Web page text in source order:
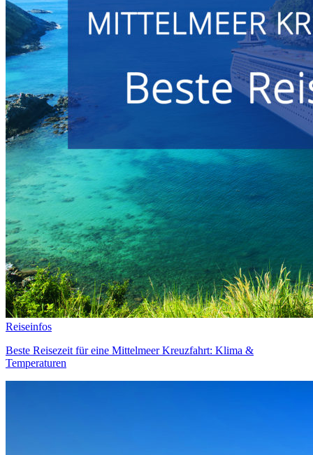
Reiseinfos
Beste Reisezeit für eine Mittelmeer Kreuzfahrt: Klima &
Temperaturen